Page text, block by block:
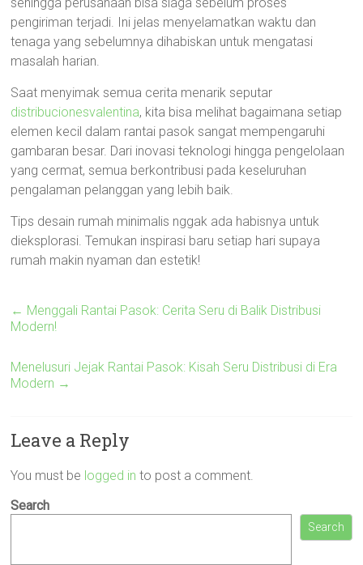
pengiriman terjadi. Ini jelas menyelamatkan waktu dan
tenaga yang sebelumnya dihabiskan untuk mengatasi
masalah harian.
Saat menyimak semua cerita menarik seputar
distribucionesvalentina, kita bisa melihat bagaimana setiap
elemen kecil dalam rantai pasok sangat mempengaruhi
gambaran besar. Dari inovasi teknologi hingga pengelolaan
yang cermat, semua berkontribusi pada keseluruhan
pengalaman pelanggan yang lebih baik.
Tips desain rumah minimalis nggak ada habisnya untuk
dieksplorasi. Temukan inspirasi baru setiap hari supaya
rumah makin nyaman dan estetik!
← Menggali Rantai Pasok: Cerita Seru di Balik Distribusi
Modern!
Menelusuri Jejak Rantai Pasok: Kisah Seru Distribusi di Era
Modern →
Leave a Reply
You must be logged in to post a comment.
Search
Search